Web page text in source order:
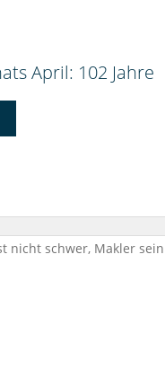
April: 102 Jahre